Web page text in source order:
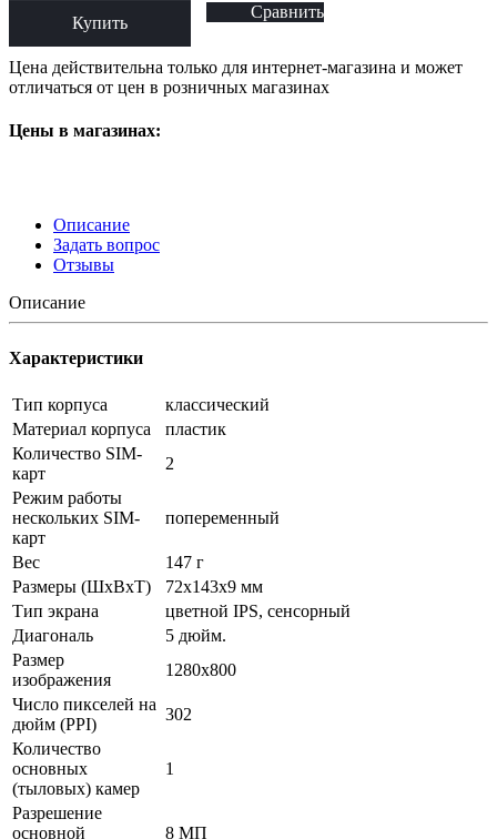
Купить
Сравнить
Цена действительна только для интернет-магазина и может
отличаться от цен в розничных магазинах
Цены в магазинах:
Описание
Задать вопрос
Отзывы
Описание
Характеристики
Тип корпуса
классический
Материал корпуса
пластик
Количество SIM-
карт
2
Режим работы
нескольких SIM-
карт
попеременный
Вес
147 г
Размеры (ШxВxТ)
72x143x9 мм
Тип экрана
цветной IPS, сенсорный
Диагональ
5 дюйм.
Размер
изображения
1280x800
Число пикселей на
дюйм (PPI)
302
Количество
основных
(тыловых) камер
1
Разрешение
основной
8 МП